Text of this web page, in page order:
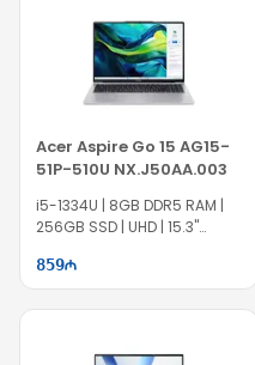
Acer Aspire Go 15 AG15-
51P-510U NX.J50AA.003
i5-1334U | 8GB DDR5 RAM |
256GB SSD | UHD | 15.3"
859